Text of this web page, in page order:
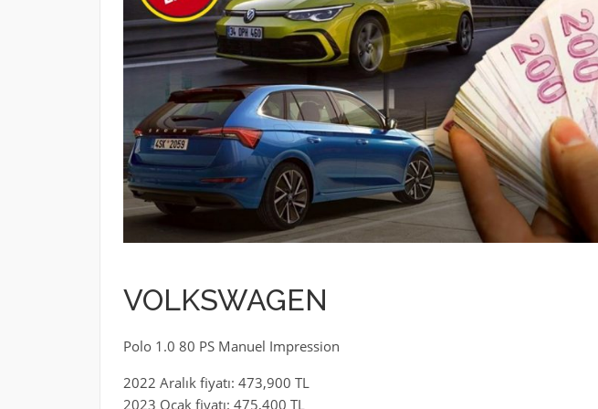
VOLKSWAGEN
Polo 1.0 80 PS Manuel Impression
2022 Aralık fiyatı: 473,900 TL
2023 Ocak fiyatı: 475,400 TL